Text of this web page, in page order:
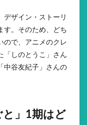
デザイン・ストーリ
す。そのため、どち
ので、アニメのクレ
「しのとうこ」さん
中谷友紀子」さんの
」1期はど